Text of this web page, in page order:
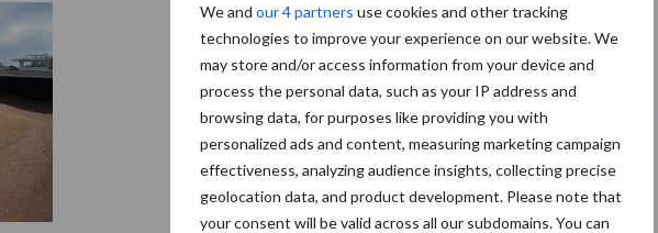
We and our 4 partners use cookies and other tracking
technologies to improve your experience on our website. We
may store and/or access information from your device and
process the personal data, such as your IP address and
browsing data, for purposes like providing you with
personalized ads and content, measuring marketing campaign
effectiveness, analyzing audience insights, collecting precise
geolocation data, and product development. Please note that
your consent will be valid across all our subdomains. You can